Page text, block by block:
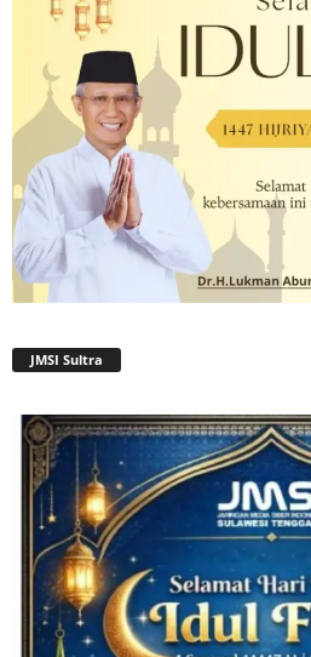
JMSI Sultra